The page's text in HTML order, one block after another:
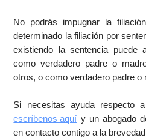
No podrás impugnar la
determinado la filiación por
existiendo la sentencia puede
como verdadero padre o
otros, o como verdadero padre o
Si necesitas ayuda respecto
escríbenos aquí y un abogado
en contacto contigo a la